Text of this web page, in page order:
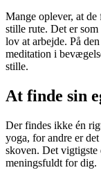
Mange oplever, at de
stille rute. Det er
lov at arbejde. På
meditation i
stille.
At finde sin
Der findes ikke én
yoga, for andre er
skoven. Det vigtigste
meningsfuldt for dig.